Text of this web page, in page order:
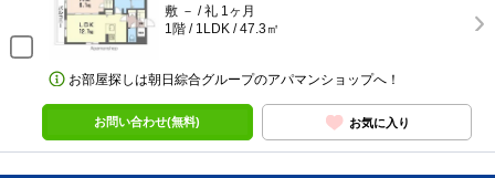
敷 － / 礼 1ヶ月
1階 / 1LDK / 47.3㎡
お部屋探しは朝日綜合グループのアパマンショップへ！
お問い合わせ(無料) お気に入り